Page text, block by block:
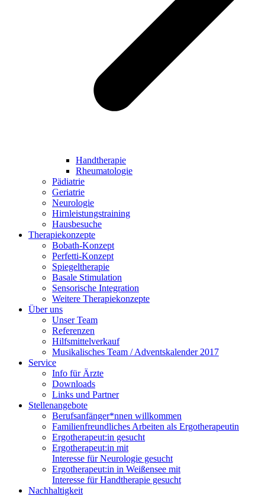
Handtherapie
Rheumatologie
Pädiatrie
Geriatrie
Neurologie
Hirnleistungstraining
Hausbesuche
Therapiekonzepte
Bobath-Konzept
Perfetti-Konzept
Spiegeltherapie
Basale Stimulation
Sensorische Integration
Weitere Therapiekonzepte
Über uns
Unser Team
Referenzen
Hilfsmittelverkauf
Musikalisches Team / Adventskalender 2017
Service
Info für Ärzte
Downloads
Links und Partner
Stellenangebote
Berufsanfänger*nnen willkommen
Familienfreundliches Arbeiten als Ergotherapeutin
Ergotherapeut:in gesucht
Ergotherapeut:in mit
Interesse für Neurologie gesucht
Ergotherapeut:in in Weißensee mit
Interesse für Handtherapie gesucht
Nachhaltigkeit